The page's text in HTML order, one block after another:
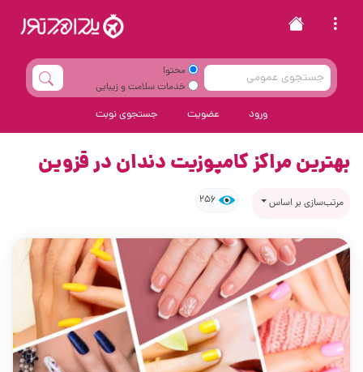
محتوا
خدمات سلامت و زیبایی
ورود عضویت جستجوی نوبت
بهترین مراکز کامپوزیت دندان در قزوین
مرتب‌سازی بر اساس 256